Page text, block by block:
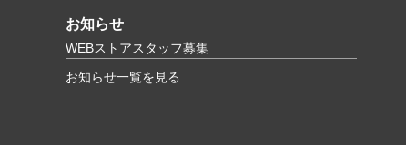
お知らせ
WEBストアスタッフ募集
お知らせ一覧を見る